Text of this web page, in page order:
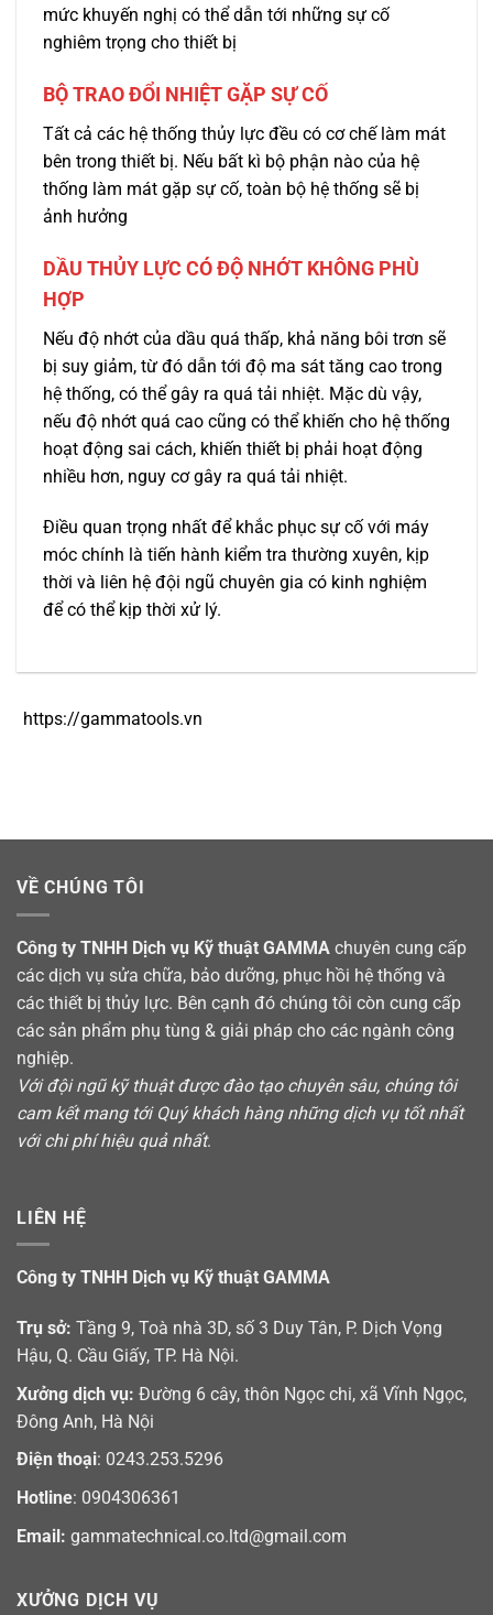
mức khuyến nghị có thể dẫn tới những sự cố
nghiêm trọng cho thiết bị
BỘ TRAO ĐỔI NHIỆT GẶP SỰ CỐ
Tất cả các hệ thống thủy lực đều có cơ chế làm mát
bên trong thiết bị. Nếu bất kì bộ phận nào của hệ
thống làm mát gặp sự cố, toàn bộ hệ thống sẽ bị
ảnh hưởng
DẦU THỦY LỰC CÓ ĐỘ NHỚT KHÔNG PHÙ
HỢP
Nếu độ nhớt của dầu quá thấp, khả năng bôi trơn sẽ
bị suy giảm, từ đó dẫn tới độ ma sát tăng cao trong
hệ thống, có thể gây ra quá tải nhiệt. Mặc dù vậy,
nếu độ nhớt quá cao cũng có thể khiến cho hệ thống
hoạt động sai cách, khiến thiết bị phải hoạt động
nhiều hơn, nguy cơ gây ra quá tải nhiệt.
Điều quan trọng nhất để khắc phục sự cố với máy
móc chính là tiến hành kiểm tra thường xuyên, kịp
thời và liên hệ đội ngũ chuyên gia có kinh nghiệm
để có thể kịp thời xử lý.
gammatools.vn
VỀ CHÚNG TÔI
Công ty TNHH Dịch vụ Kỹ thuật GAMMA chuyên cung cấp
các dịch vụ sửa chữa, bảo dưỡng, phục hồi hệ thống và
các thiết bị thủy lực. Bên cạnh đó chúng tôi còn cung cấp
các sản phẩm phụ tùng & giải pháp cho các ngành công
nghiệp.
Với đội ngũ kỹ thuật được đào tạo chuyên sâu, chúng tôi
cam kết mang tới Quý khách hàng những dịch vụ tốt nhất
với chi phí hiệu quả nhất.
LIÊN HỆ
Công ty TNHH Dịch vụ Kỹ thuật GAMMA
Trụ sở: Tầng 9, Toà nhà 3D, số 3 Duy Tân, P. Dịch Vọng
Hậu, Q. Cầu Giấy, TP. Hà Nội.
Xưởng dịch vụ: Đường 6 cây, thôn Ngọc chi, xã Vĩnh Ngọc,
Đông Anh, Hà Nội
Điện thoại: 0243.253.5296
Hotline: 0904306361
Email: gammatechnical.co.ltd@gmail.com
XƯỞNG DỊCH VỤ